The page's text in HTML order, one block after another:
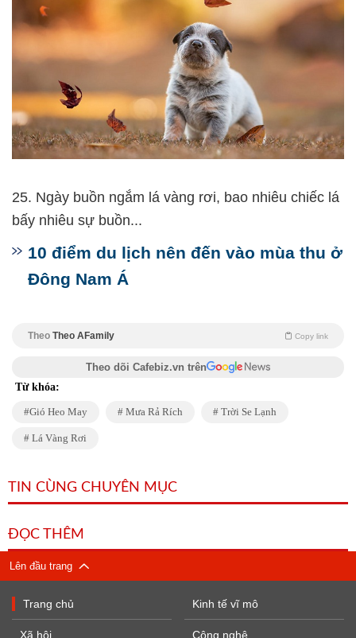
25. Ngày buồn ngắm lá vàng rơi, bao nhiêu chiếc lá
bấy nhiêu sự buồn...
10 điểm du lịch nên đến vào mùa thu ở
Đông Nam Á
Theo Theo AFamily Copy link
Theo dõi Cafebiz.vn trên
Từ khóa:
Gió Heo May Mưa Rả Rích Trời Se Lạnh
Lá Vàng Rơi
TIN CÙNG CHUYÊN MỤC
ĐỌC THÊM
Lên đầu trang
Trang chủ
Xã hội
Kinh tế vĩ mô
Công nghệ